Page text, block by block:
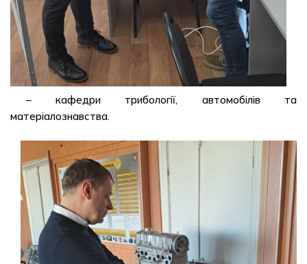
– кафедри трибології, автомобілів та
матеріалознавства.